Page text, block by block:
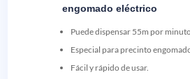
engomado eléctrico
Puede dispensar 55m por minuto.
Especial para precinto
Fácil y rápido de usar.